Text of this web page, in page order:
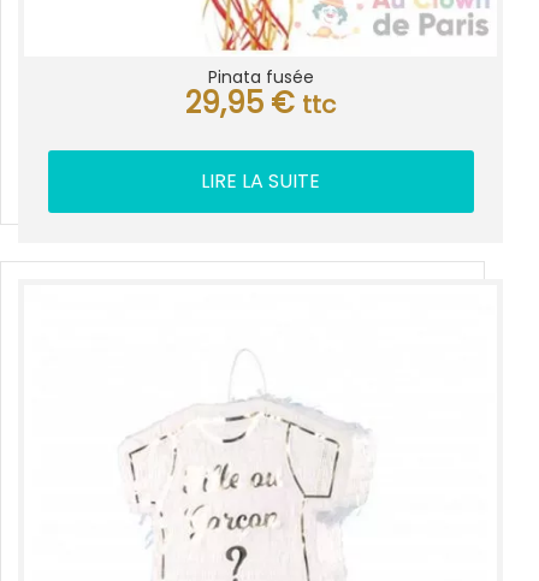
Pinata fusée
29,95 € ttc
LIRE LA SUITE